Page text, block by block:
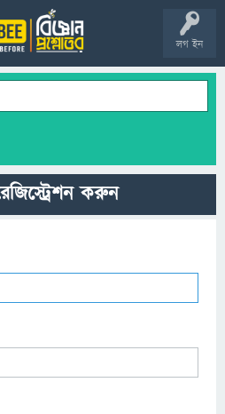
লগ ইন
করুন